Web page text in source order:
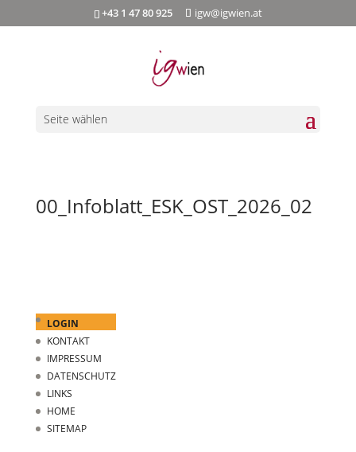
+43 1 47 80 925 igw@igwien.at
Seite wählen
00_Infoblatt_ESK_OST_2026_02
LOGIN
KONTAKT
IMPRESSUM
DATENSCHUTZ
LINKS
HOME
SITEMAP